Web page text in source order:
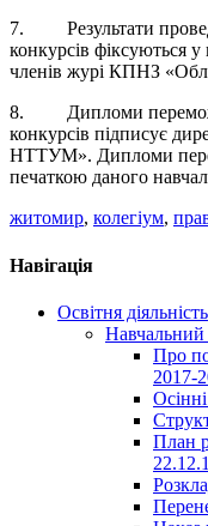
7. Результати
конкурсів фіксуються
членів журі КПНЗ
8. Дипломи
конкурсів підписує
НТТУМ». Дипломи
печаткою даного
житомир, колегіум,
Навігація
Освітня діяльність
Навчальний
Про
2017-
План